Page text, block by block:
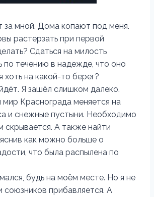
за мной. Дома копают под меня.
растерзать при первой
Сдаться на милость
по течению в надежде, что оно
хоть на какой-то берег?
Я зашёл слишком далеко.
мир Краснограда меняется на
и снежные пустыни. Необходимо
скрывается. А также найти
как можно больше о
что была распылена по
будь на моём месте. Но я не
союзников прибавляется. А